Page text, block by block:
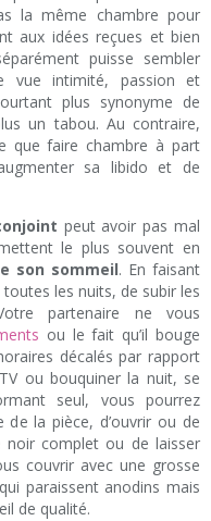
la même chambre pour
aux idées reçues et bien
puisse sembler
vue intimité, passion et
plus synonyme de
un tabou. Au contraire,
que faire chambre à part
sa libido et de
peut avoir pas mal
le plus souvent en
son sommeil. En faisant
les nuits, de subir les
partenaire ne vous
ou le fait qu’il bouge
décalés par rapport
ou bouquiner la nuit, se
seul, vous pourrez
la pièce, d’ouvrir ou de
complet ou de laisser
couvrir avec une grosse
paraissent anodins mais
de qualité.